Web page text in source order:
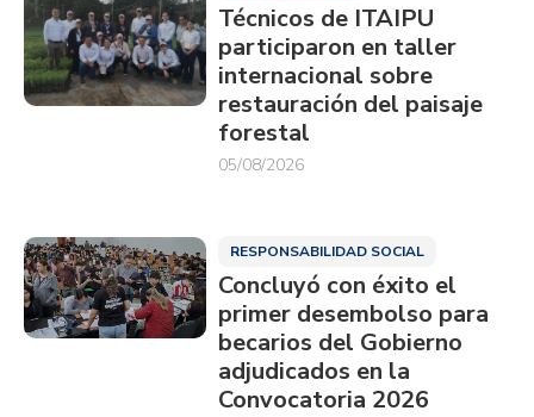
Técnicos de ITAIPU
participaron en taller
internacional sobre
restauración del paisaje
forestal
05/08/2026
RESPONSABILIDAD SOCIAL
Concluyó con éxito el
primer desembolso para
becarios del Gobierno
adjudicados en la
Convocatoria 2026